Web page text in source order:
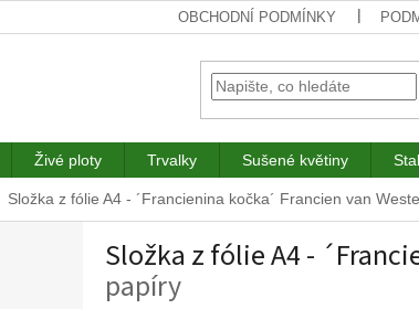
OBCHODNÍ PODMÍNKY
Živé ploty Trvalky Sušené květiny
Složka z fólie A4 - ´Francienina kočka´ Francien van
Složka z fólie A4 -
papíry